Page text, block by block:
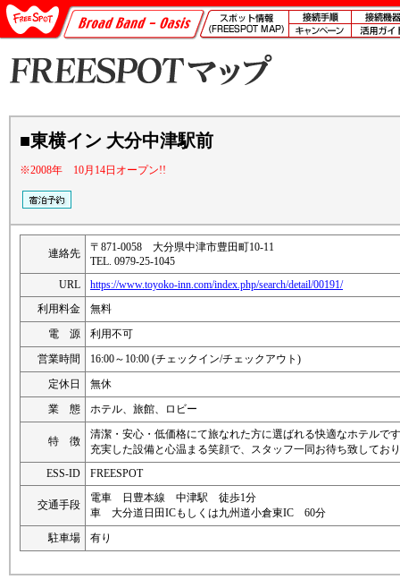
■東横イン 大分中津駅前
※2008年 10月14日オープン!!
連絡先
〒871-0058 大分県中津市豊田町10-11
TEL. 0979-25-1045
URL
https://www.toyoko-inn.com/index.php/search/detail/00191/
利用料金
無料
電 源
利用不可
営業時間
16:00～10:00 (チェックイン/チェックアウト)
定休日
無休
業 態
ホテル、旅館、ロビー
特 徴
清潔・安心・低価格にて旅なれた方に選ばれる快適なホテルで
充実した設備と心温まる笑顔で、スタッフ一同お待ち致してお
ESS-ID
FREESPOT
交通手段
電車 日豊本線 中津駅 徒歩1分
車 大分道日田ICもしくは九州道小倉東IC 60分
駐車場
有り